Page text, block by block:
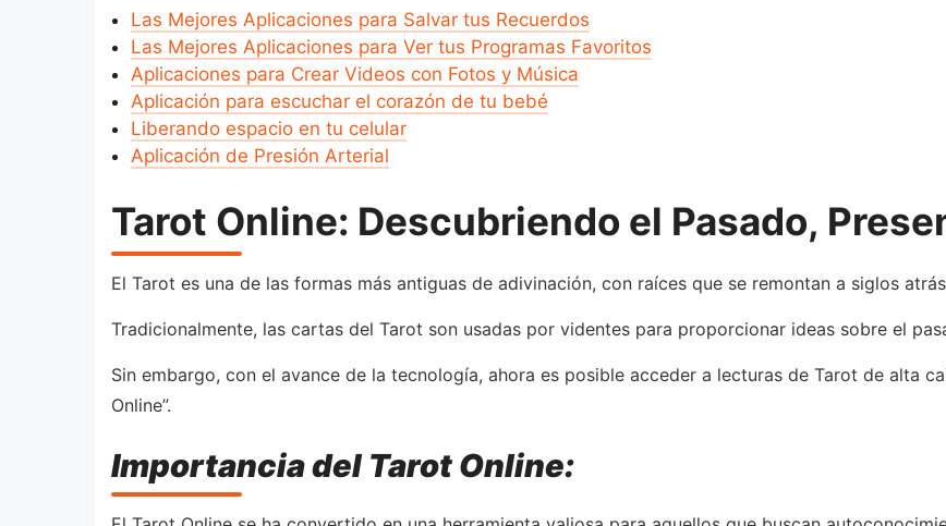
Las Mejores Aplicaciones para Salvar tus Recuerdos
Las Mejores Aplicaciones para Ver tus Programas Favoritos
Aplicaciones para Crear Videos con Fotos y Música
Aplicación para escuchar el corazón de tu bebé
Liberando espacio en tu celular
Aplicación de Presión Arterial
Tarot Online: Descubriendo el Pasado,
El Tarot es una de las formas más antiguas de adivinación, con raíces que se remontan a siglos
Tradicionalmente, las cartas del Tarot son usadas por videntes para proporcionar ideas sobre el
Sin embargo, con el avance de la tecnología, ahora es posible acceder a lecturas de Tarot de alta
Online”.
Importancia del Tarot Online: